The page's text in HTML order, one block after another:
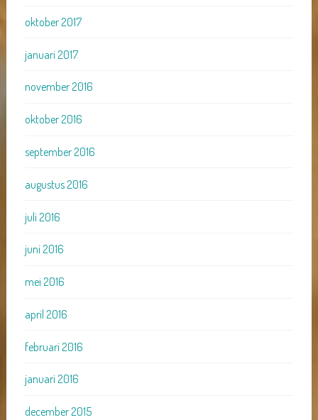
oktober 2017
januari 2017
november 2016
oktober 2016
september 2016
augustus 2016
juli 2016
juni 2016
mei 2016
april 2016
februari 2016
januari 2016
december 2015